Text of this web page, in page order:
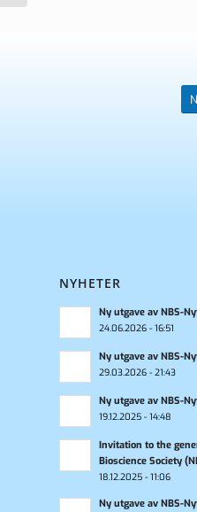
NYHETER
Ny utgave av NBS-
24.06.2026 - 16:51
Ny utgave av NBS-
29.03.2026 - 21:43
Ny utgave av NBS-
19.12.2025 - 14:48
Invitation to the
Bioscience Society
18.12.2025 - 11:06
Ny utgave av NBS-